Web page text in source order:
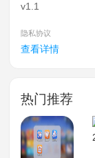
v1.1
隐私协议
查看详情
热门推荐